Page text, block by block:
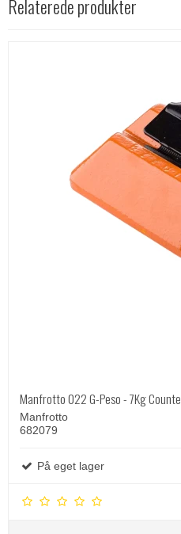
Relaterede produkter
Manfrotto 022 G-Peso - 7Kg
Manfrotto
682079
På eget lager